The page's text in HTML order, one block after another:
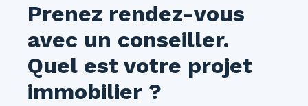
Prenez rendez-vous
avec un conseiller.
Quel est votre projet
immobilier ?